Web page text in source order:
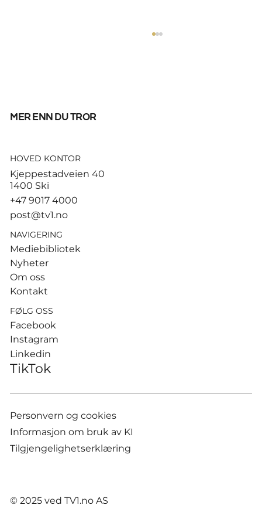
God start for de norske
Hamburg
mer enn du tror
HOVED KONTOR
Kjeppestadveien 40
1400 Ski
+47 9017 4000
post@tv1.no
NAVIGERING
Mediebibliotek
Nyheter
Om oss
Kontakt
FØLG OSS
Facebook
Instagram
Linkedin
TikTok
Personvern og cookies
Informasjon om bruk av KI
Tilgjengelighetserklæring
© 2025 ved TV1.no AS